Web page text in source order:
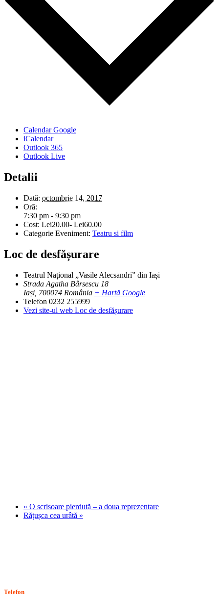
Calendar Google
iCalendar
Outlook 365
Outlook Live
Detalii
Dată: octombrie 14, 2017
Oră:
7:30 pm - 9:30 pm
Cost: Lei20.00- Lei60.00
Categorie Eveniment: Teatru si film
Loc de desfășurare
Teatrul Național „Vasile Alecsandri” din Iași
Strada Agatha Bârsescu 18
Iași 700074 România + Hartă Google
Telefon 0232 255999
Vezi site-ul web Loc de desfășurare
« O scrisoare pierdută – a doua reprezentare
Rățușca cea urâtă »
Telefon